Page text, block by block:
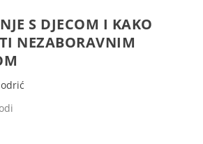
S DJECOM I KAKO
NEZABORAVNIM